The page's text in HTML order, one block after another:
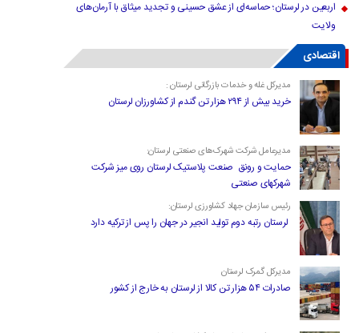
اربعین در لرستان؛ حماسه‌ای از عشق حسینی و تجدید میثاق با آرمان‌های
ولایت
اقتصادی
مدیرکل غله و خدمات بازرگانی لرستان :
خرید بیش از ۲۹۴ هزار تن گندم از کشاورزان لرستان
مدیرعامل شرکت شهرک‌های صنعتی لرستان:
حمایت و رونق صنعت پلاستیک لرستان روی میز شرکت
شهرکهای صنعتی
رئیس سازمان جهاد کشاورزی لرستان:
لرستان رتبه دوم تولید انجیر در جهان را پس از ترکیه دارد
مدیرکل گمرک لرستان
صادرات ۵۴ هزار تن کالا از لرستان به خارج از کشور